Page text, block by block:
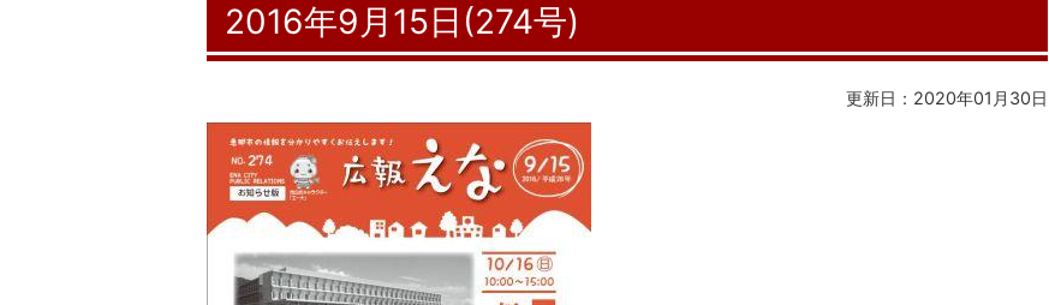
2016年9月15日(274号)
更新日：2020年01月30日